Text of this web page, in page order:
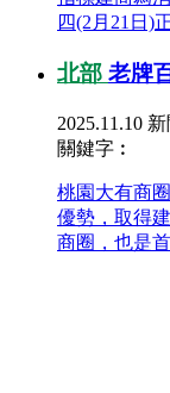
四(2月21日)
北部 老牌
2025.11.10
關鍵字︰
桃園大有商
優勢，取得
商圈，也是